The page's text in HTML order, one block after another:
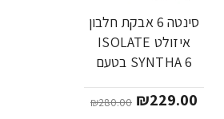
סינטה 6 אבקת חלבון
איזולט ISOLATE
SYNTHA 6 בטעם
BSN
₪229.00
₪280.00